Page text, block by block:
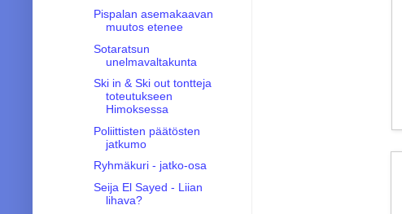
Pispalan asemakaavan
muutos etenee
Sotaratsun
unelmavaltakunta
Ski in & Ski out tontteja
toteutukseen
Himoksessa
Poliittisten päätösten
jatkumo
Ryhmäkuri - jatko-osa
Seija El Sayed - Liian
lihava?